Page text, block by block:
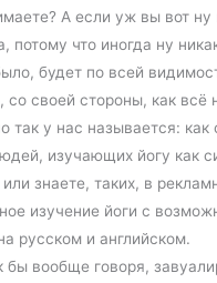
А если уж вы вот
потому что иногда ну
будет по всей
своей стороны, как всё
так у нас называется: как
изучающих йогу как
знаете, таких, в
изучение йоги с
русском и английском.
бы вообще говоря,